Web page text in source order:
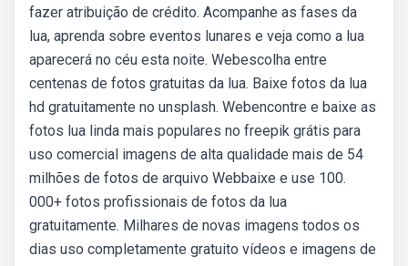
fazer atribuição de crédito. Acompanhe as fases da
lua, aprenda sobre eventos lunares e veja como a lua
aparecerá no céu esta noite. Webescolha entre
centenas de fotos gratuitas da lua. Baixe fotos da lua
hd gratuitamente no unsplash. Webencontre e baixe as
fotos lua linda mais populares no freepik grátis para
uso comercial imagens de alta qualidade mais de 54
milhões de fotos de arquivo Webbaixe e use 100.
000+ fotos profissionais de fotos da lua
gratuitamente. Milhares de novas imagens todos os
dias uso completamente gratuito vídeos e imagens de